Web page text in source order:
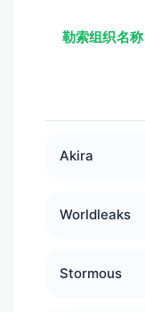
勒索组织名称
Akira
Worldleaks
Stormous